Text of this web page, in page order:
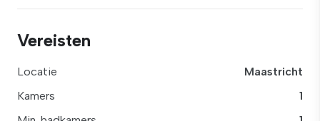
Vereisten
Locatie
Maastricht
Kamers
1